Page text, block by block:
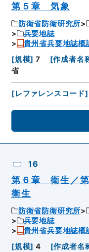
第５章 気象
防衛省防衛研究所
兵要地誌
貴州省兵要地誌概
[規模] 7 [作成者名
省
[レファレンスコード]
16
第６章 衛生／
衛生
防衛省防衛研究所
兵要地誌
貴州省兵要地誌概
[規模] 4 [作成者名